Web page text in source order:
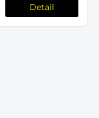
Detail